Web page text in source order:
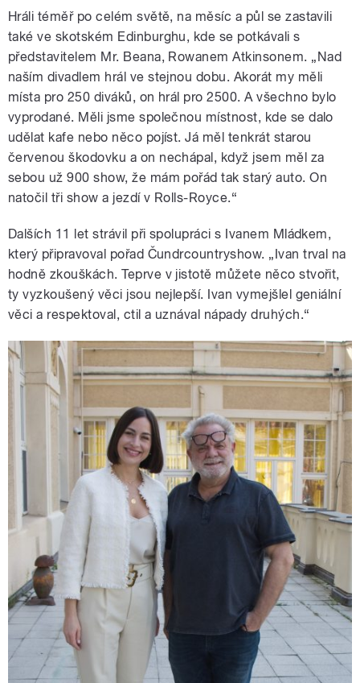
Hráli téměř po celém světě, na měsíc a půl se zastavili
také ve skotském Edinburghu, kde se potkávali s
představitelem Mr. Beana, Rowanem Atkinsonem. „Nad
naším divadlem hrál ve stejnou dobu. Akorát my měli
místa pro 250 diváků, on hrál pro 2500. A všechno bylo
vyprodané. Měli jsme společnou místnost, kde se dalo
udělat kafe nebo něco pojíst. Já měl tenkrát starou
červenou škodovku a on nechápal, když jsem měl za
sebou už 900 show, že mám pořád tak starý auto. On
natočil tři show a jezdí v Rolls-Royce.“
Dalších 11 let strávil při spolupráci s Ivanem Mládkem,
který připravoval pořad Čundrcountryshow. „Ivan trval na
hodně zkouškách. Teprve v jistotě můžete něco stvořit,
ty vyzkoušený věci jsou nejlepší. Ivan vymejšlel geniální
věci a respektoval, ctil a uznával nápady druhých.“